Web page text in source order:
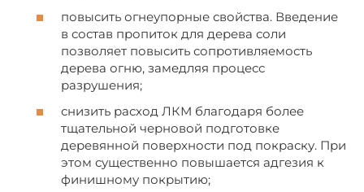
повысить огнеупорные свойства. Введение
в состав пропиток для дерева соли
позволяет повысить сопротивляемость
дерева огню, замедляя процесс
разрушения;
снизить расход ЛКМ благодаря более
тщательной черновой подготовке
деревянной поверхности под покраску. При
этом существенно повышается адгезия к
финишному покрытию;